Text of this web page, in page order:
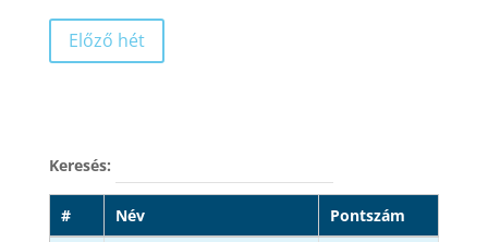
Előző hét
Keresés:
# Név Pontszám